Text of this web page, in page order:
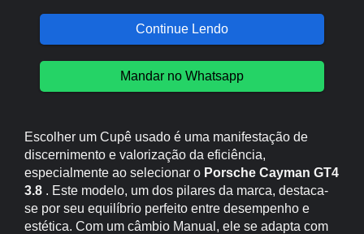
Continue Lendo
Mandar no Whatsapp
Escolher um Cupê usado é uma manifestação de
discernimento e valorização da eficiência,
especialmente ao selecionar o Porsche Cayman GT4
3.8 . Este modelo, um dos pilares da marca, destaca-
se por seu equilíbrio perfeito entre desempenho e
estética. Com um câmbio Manual, ele se adapta com